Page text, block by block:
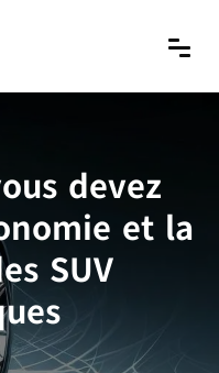
devez
et la
SUV